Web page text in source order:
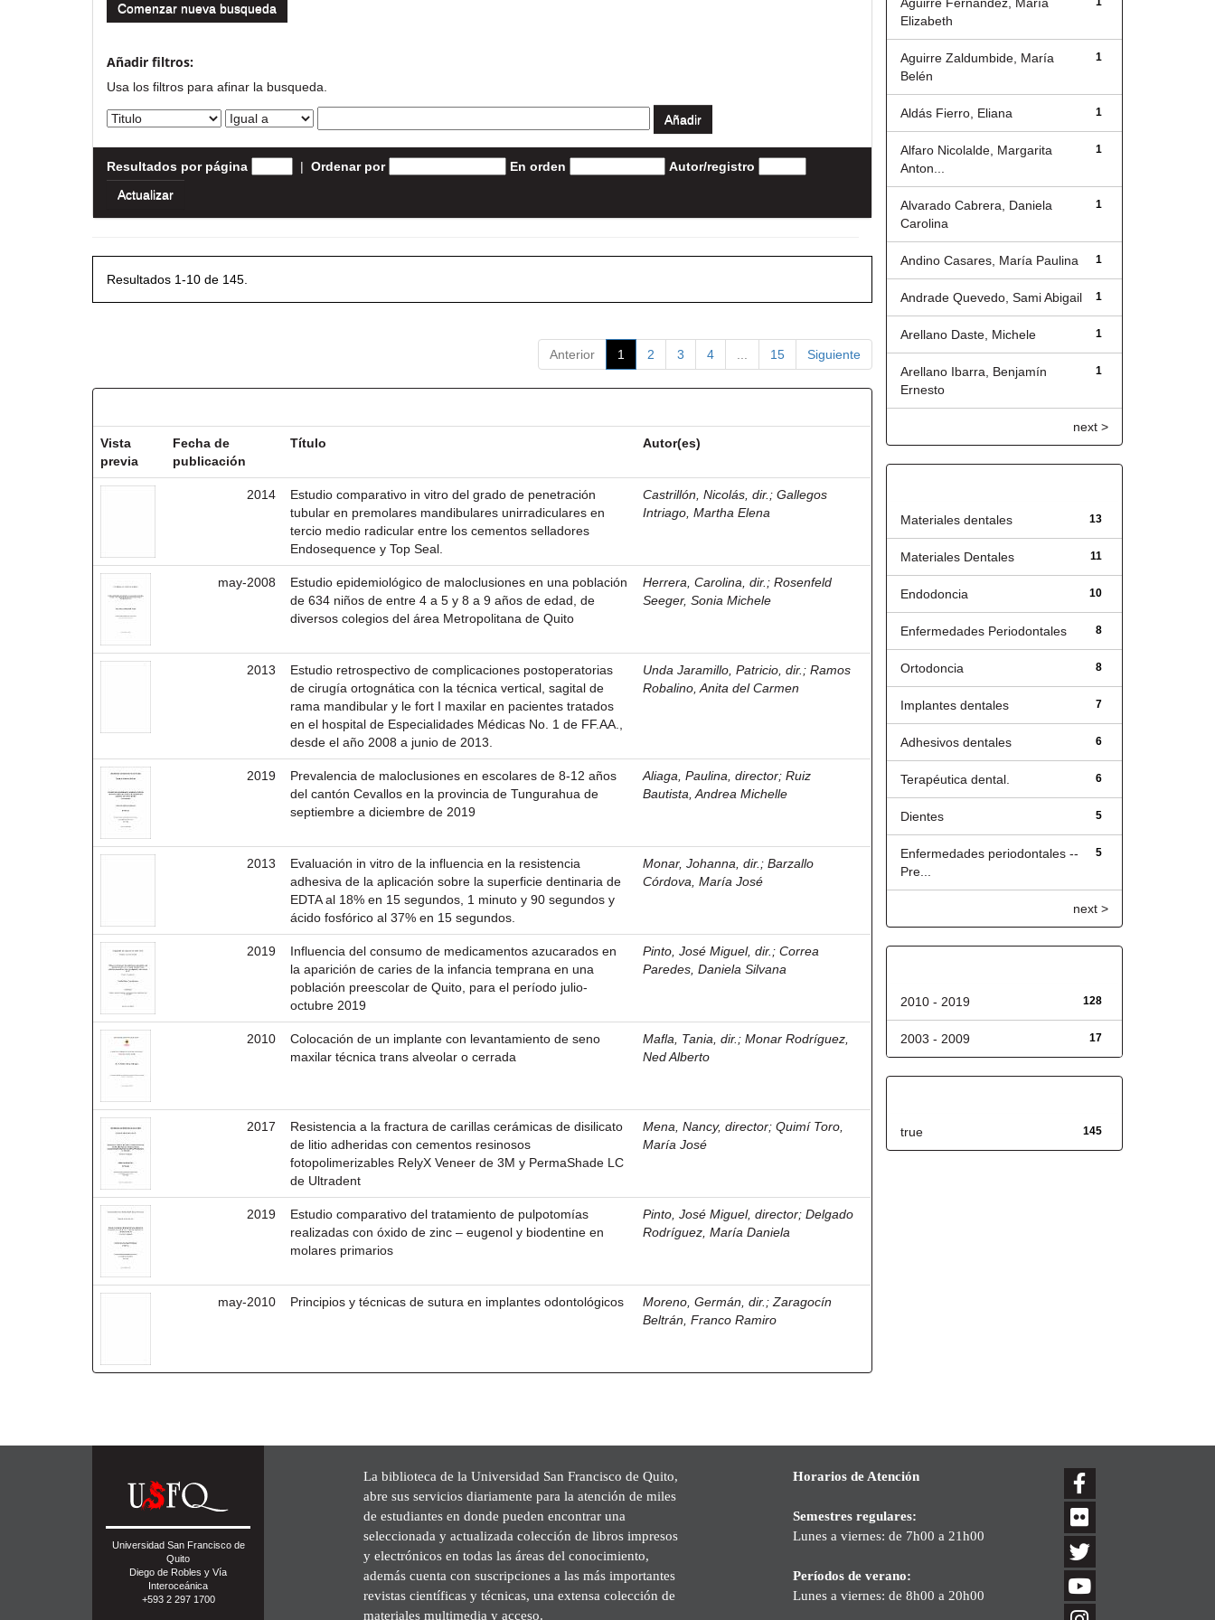
Comenzar nueva busqueda
Añadir filtros:
Usa los filtros para afinar la busqueda.
Resultados por página | Ordenar por En orden Autor/registro
Resultados 1-10 de 145.
Anterior 1 2 3 4 15 Siguiente
Vista
previa
Fecha de
publicación
Título Autor(es)
2014
Estudio comparativo in vitro del grado de penetración
tubular en premolares mandibulares unirradiculares en
tercio medio radicular entre los cementos selladores
Endosequence y Top Seal.
Castrillón, Nicolás, dir. ;Gallegos
Intriago, Martha Elena
may-2008
Estudio epidemiológico de maloclusiones en una población
de 634 niños de entre 4 a 5 y 8 a 9 años de edad, de
diversos colegios del área Metropolitana de Quito
Herrera, Carolina, dir. ;Rosenfeld
Seeger, Sonia Michele
2013
Estudio retrospectivo de complicaciones postoperatorias
de cirugía ortognática con la técnica vertical, sagital de
rama mandibular y le fort I maxilar en pacientes tratados
en el hospital de Especialidades Médicas No. 1 de FF.AA.,
desde el año 2008 a junio de 2013.
Unda Jaramillo, Patricio, dir. ;Ramos
Robalino, Anita del Carmen
2019
Prevalencia de maloclusiones en escolares de 8-12 años
del cantón Cevallos en la provincia de Tungurahua de
septiembre a diciembre de 2019
Aliaga, Paulina, director;Ruiz
Bautista, Andrea Michelle
2013
Evaluación in vitro de la influencia en la resistencia
adhesiva de la aplicación sobre la superficie dentinaria de
EDTA al 18% en 15 segundos, 1 minuto y 90 segundos y
ácido fosfórico al 37% en 15 segundos.
Monar, Johanna, dir. ;Barzallo
Córdova, María José
2019
Influencia del consumo de medicamentos azucarados en
la aparición de caries de la infancia temprana en una
población preescolar de Quito, para el período julio-
octubre 2019
Pinto, José Miguel, dir. ;Correa
Paredes, Daniela Silvana
2010
Colocación de un implante con levantamiento de seno
maxilar técnica trans alveolar o cerrada
Mafla, Tania, dir. ;Monar Rodríguez,
Ned Alberto
2017
Resistencia a la fractura de carillas cerámicas de disilicato
de litio adheridas con cementos resinosos
fotopolimerizables RelyX Veneer de 3M y PermaShade LC
de Ultradent
Mena, Nancy, director;Quimí Toro,
María José
2019
Estudio comparativo del tratamiento de pulpotomías
realizadas con óxido de zinc – eugenol y biodentine en
molares primarios
Pinto, José Miguel, director;Delgado
Rodríguez, María Daniela
may-2010 Principios y técnicas de sutura en implantes odontológicos Moreno, Germán, dir. ;Zaragocín
Beltrán, Franco Ramiro
Elizabeth
1
Aguirre Zaldumbide, María
Belén
1
Aldás Fierro, Eliana
1
Alfaro Nicolalde, Margarita
Anton...
1
Alvarado Cabrera, Daniela
Carolina
1
Andino Casares, María Paulina
1
Andrade Quevedo, Sami Abigail
1
Arellano Daste, Michele
1
Arellano Ibarra, Benjamín
Ernesto
next >
13
Materiales dentales
11
Materiales Dentales
10
Endodoncia
8
Enfermedades Periodontales
8
Ortodoncia
7
Implantes dentales
6
Adhesivos dentales
6
Terapéutica dental.
5
Dientes
5
Enfermedades periodontales --
Pre...
next >
128
2010 - 2019
17
2003 - 2009
145
true
Universidad San Francisco de
Quito
Diego de Robles y Vía
Interoceánica
+593 2 297 1700
La biblioteca de la Universidad San Francisco de Quito,
abre sus servicios diariamente para la atención de miles
de estudiantes en donde pueden encontrar una
seleccionada y actualizada colección de libros impresos
y electrónicos en todas las áreas del conocimiento,
además cuenta con suscripciones a las más importantes
revistas científicas y técnicas, una extensa colección de
materiales multimedia y acceso.
Horarios de Atención
Semestres regulares:
Lunes a viernes: de 7h00 a 21h00
Períodos de verano:
Lunes a viernes: de 8h00 a 20h00